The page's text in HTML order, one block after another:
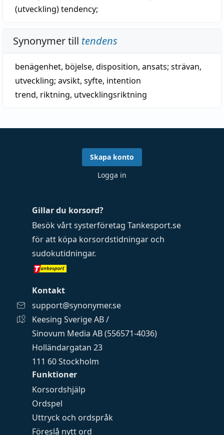
(utveckling)tendency;
Synonymer till tendens
benägenhet, böjelse, disposition, ansats; strävan,
utveckling; avsikt, syfte, intention
trend, riktning, utvecklingsriktning
Funktioner
Korsordshjälp
Ordspel
Uttryck och ordspråk
Föreslå nytt ord
Gillar du korsord?
Besök vårt systerföretag Tankesport.se
för att köpa korsordstidningar och
sudokutidningar.
Kontakt
support@synonymer.se
Keesing Sverige AB /
Sinovum Media AB (556571-4036)
Holländargatan 23
111 60 Stockholm
Skapa konto
Logga in